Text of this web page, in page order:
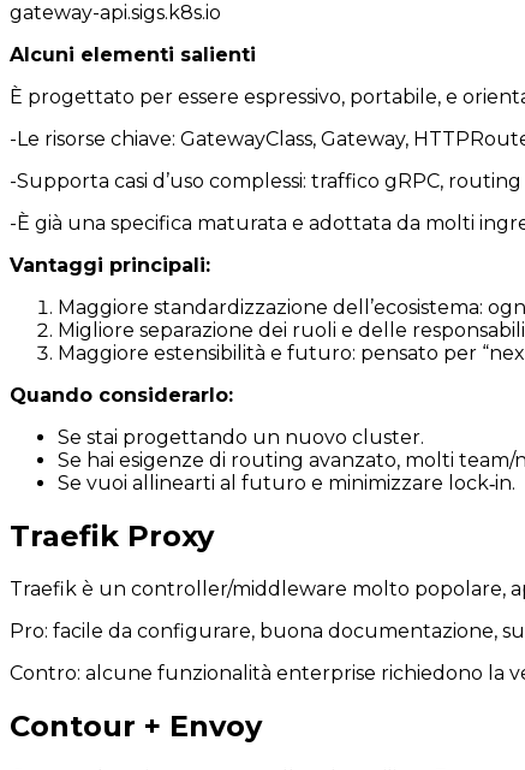
gateway-api.sigs.k8s.io
Alcuni elementi salienti
È progettato per essere espressivo, portabile, e
-Le risorse chiave: GatewayClass, Gateway,
-Supporta casi d’uso complessi: traffico gRPC,
-È già una specifica maturata e adottata da molti
Vantaggi principali:
Maggiore standardizzazione dell’ecosistema:
Migliore separazione dei ruoli e delle
Maggiore estensibilità e futuro: pensato per
Quando considerarlo:
Se stai progettando un nuovo cluster.
Se hai esigenze di routing avanzato, molti
Se vuoi allinearti al futuro e minimizzare lock‐in.
Traefik Proxy
Traefik è un controller/middleware molto popolare,
Pro: facile da configurare, buona documentazione,
Contro: alcune funzionalità enterprise richiedono la
Contour + Envoy